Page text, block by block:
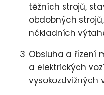
těžních strojů,
obdobných
nákladních
Obsluha a řízení
a elektrických
vysokozdvižných